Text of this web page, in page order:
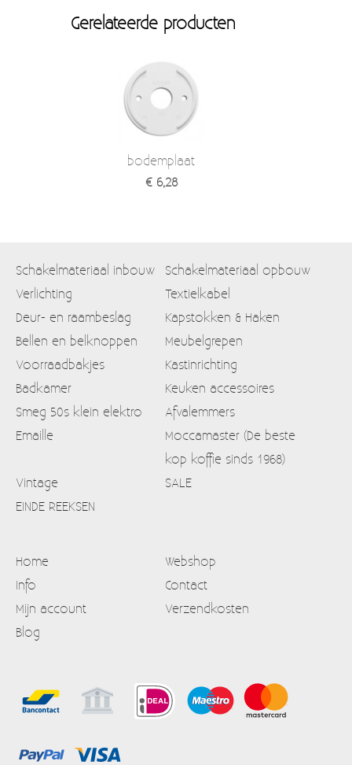
Gerelateerde producten
bodemplaat
€ 6,28
Schakelmateriaal inbouw
Schakelmateriaal opbouw
Verlichting
Textielkabel
Deur- en raambeslag
Kapstokken & Haken
Bellen en belknoppen
Meubelgrepen
Voorraadbakjes
Kastinrichting
Badkamer
Keuken accessoires
Smeg 50s klein elektro
Afvalemmers
Emaille
Moccamaster (De beste
kop koffie sinds 1968)
Vintage
SALE
EINDE REEKSEN
Home
Webshop
Info
Contact
Mijn account
Verzendkosten
Blog